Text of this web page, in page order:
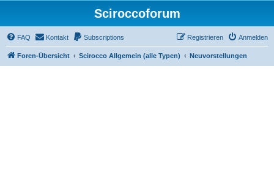
Sciroccoforum
FAQ Kontakt Subscriptions Anmelden
Registrieren
Foren-Übersicht Scirocco Allgemein (alle Typen) Neuvorstellungen